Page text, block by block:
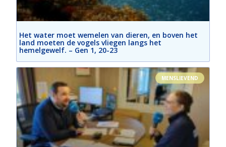
Het water moet wemelen van dieren, en boven het
land moeten de vogels vliegen langs het
hemelgewelf. – Gen 1, 20-23
MENSLIEVEND